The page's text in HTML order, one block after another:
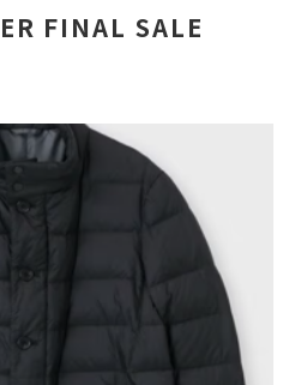
FINAL SALE